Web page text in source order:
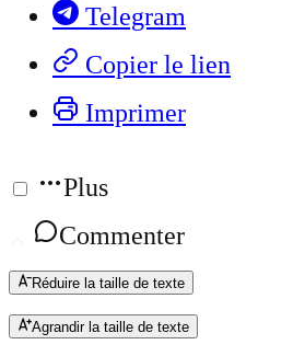
Telegram
Copier le lien
Imprimer
Plus
Commenter
Réduire la taille de texte
Agrandir la taille de texte